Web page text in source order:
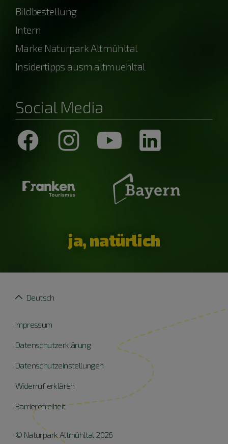
Bildbestellung
Intern
Marke Naturpark Altmühltal
Insidertipps ausm.altmuehltal
Social Media
ja, natürlich
Impressum
Datenschutzerklärung
Datenschutzeinstellungen
Widerruf erklären
Barrierefreiheit
Deutsch
© Naturpark Altmühltal 2026